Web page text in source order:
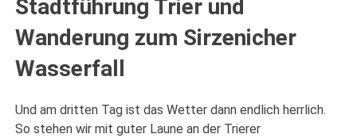
Stadtführung Trier und
Wanderung zum Sirzenicher
Wasserfall
Und am dritten Tag ist das Wetter dann endlich herrlich.
So stehen wir mit guter Laune an der Trierer